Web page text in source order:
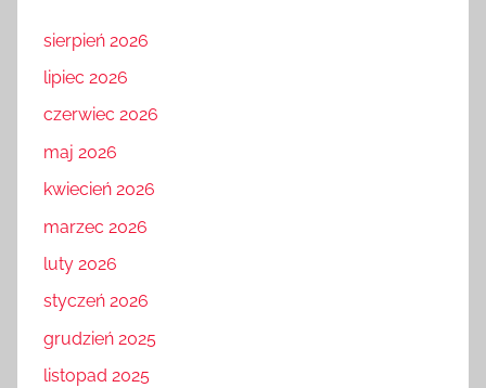
sierpień 2026
lipiec 2026
czerwiec 2026
maj 2026
kwiecień 2026
marzec 2026
luty 2026
styczeń 2026
grudzień 2025
listopad 2025